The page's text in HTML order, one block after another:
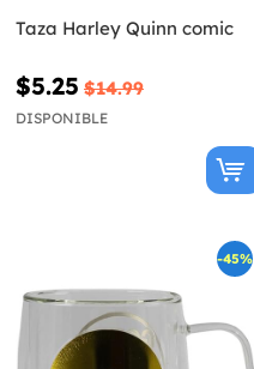
Taza Harley Quinn comic
$5.25 $14.99
DISPONIBLE
-45%